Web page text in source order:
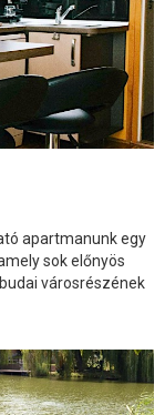
apartmanunk egy
sok előnyös
városrészének